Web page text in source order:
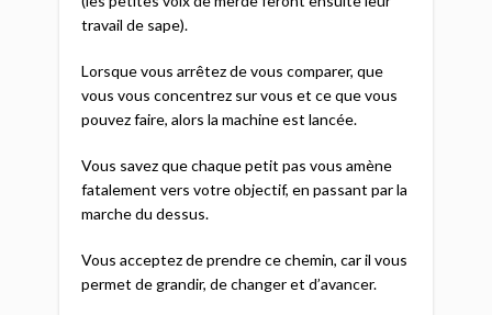
travail de sape).
Lorsque vous arrêtez de vous comparer, que
vous vous concentrez sur vous et ce que vous
pouvez faire, alors la machine est lancée.
Vous savez que chaque petit pas vous amène
fatalement vers votre objectif, en passant par la
marche du dessus.
Vous acceptez de prendre ce chemin, car il vous
permet de grandir, de changer et d’avancer.